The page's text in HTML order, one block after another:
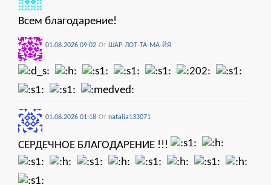
Всем благодарение!
01.08.2026 09:02 От ШАР-ЛОТ-ТА-МА-ЙЯ
01.08.2026 01:18 От natalia133071
СЕРДЕЧНОЕ БЛАГОДАРЕНИЕ !!!